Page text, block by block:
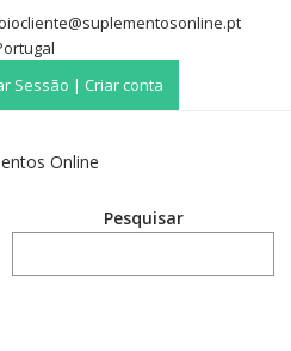
Sessão | Criar conta
Pesquisar